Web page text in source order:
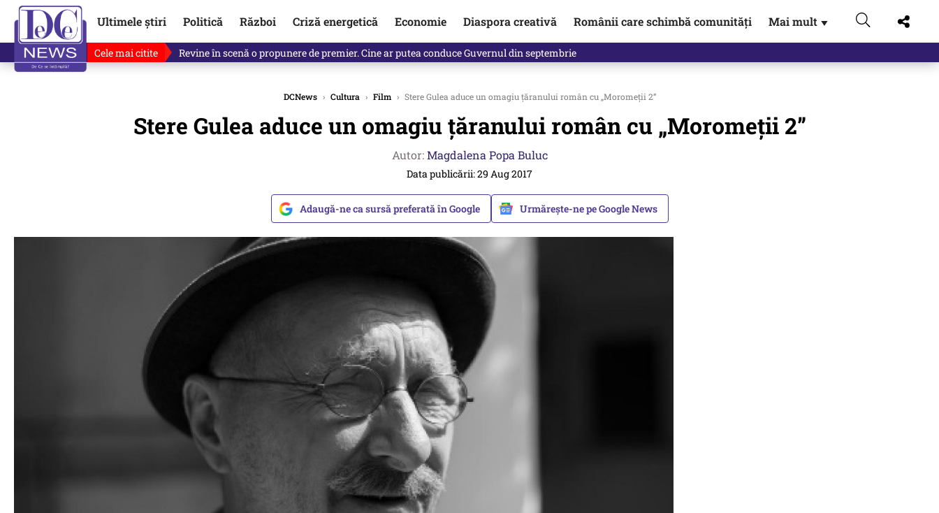
Ultimele știri Politică Război Criză energetică Economie Diaspora creativă Românii care schimbă comunități Mai mult ▼
Cele mai citite Drona explodată în Bulgaria, identificată. Ambasadoarea Ucrainei a fost convocată la Ministerul de Externe.…
DCNews › Cultura › Film › Stere Gulea aduce un omagiu țăranului român cu „Moromeții 2”
Stere Gulea aduce un omagiu țăranului român cu „Moromeții 2”
Autor:Magdalena Popa Buluc
Data publicării: 29 Aug 2017
Adaugă-ne ca sursă preferată în Google Urmărește-ne pe Google News